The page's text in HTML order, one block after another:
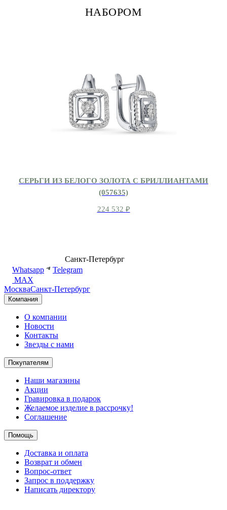
НАБОРОМ
СЕРЬГИ ИЗ БЕЛОГО ЗОЛОТА С БРИЛЛИАНТАМИ
(057635)
224 532 ₽
Санкт-Петербург
Whatsapp
Telegram
MAX
МоскваСанкт-Петербург
Компания
О компании
Новости
Контакты
Звезды с нами
Покупателям
Наши магазины
Акции
Гравировка в подарок
Желаемое изделие в рассрочку!
Соглашение
Помощь
Доставка и оплата
Возврат и обмен
Вопрос-ответ
Запрос в поддержку
Написать директору